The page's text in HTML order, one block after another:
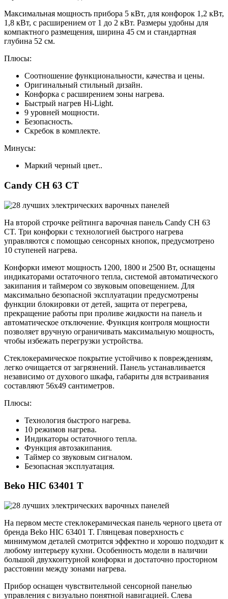
Максимальная мощность прибора 5 кВт, для конфорок 1,2 кВт,
1,8 кВт, с расширением от 1 до 2 кВт. Размеры удобны для
компактного размещения, ширина 45 см и стандартная
глубина 52 см.
Плюсы:
Соотношение функциональности, качества и цены.
Оригинальный стильный дизайн.
Конфорка с расширением зоны нагрева.
Быстрый нагрев Hi-Light.
9 уровней мощности.
Безопасность.
Скребок в комплекте.
Минусы:
Маркий черный цвет..
Candy CH 63 CT
На второй строчке рейтинга варочная панель Candy CH 63
CT. Три конфорки с технологией быстрого нагрева
управляются с помощью сенсорных кнопок, предусмотрено
10 ступеней нагрева.
Конфорки имеют мощность 1200, 1800 и 2500 Вт, оснащены
индикаторами остаточного тепла, системой автоматического
закипания и таймером со звуковым оповещением. Для
максимально безопасной эксплуатации предусмотрены
функции блокировки от детей, защита от перегрева,
прекращение работы при проливе жидкости на панель и
автоматическое отключение. Функция контроля мощности
позволяет вручную ограничивать максимальную мощность,
чтобы избежать перегрузки устройства.
Стеклокерамическое покрытие устойчиво к повреждениям,
легко очищается от загрязнений. Панель устанавливается
независимо от духового шкафа, габариты для встраивания
составляют 56х49 сантиметров.
Плюсы:
Технология быстрого нагрева.
10 режимов нагрева.
Индикаторы остаточного тепла.
Функция автозакипания.
Таймер со звуковым сигналом.
Безопасная эксплуатация.
Beko HIC 63401 T
На первом месте стеклокерамическая панель черного цвета от
бренда Beko HIC 63401 T. Глянцевая поверхность с
минимумом деталей смотрится эффектно и хорошо подходит к
любому интерьеру кухни. Особенность модели в наличии
большой двухконтурной конфорки и достаточно просторном
расстоянии между зонами нагрева.
Прибор оснащен чувствительной сенсорной панелью
управления с визуально понятной навигацией. Слева